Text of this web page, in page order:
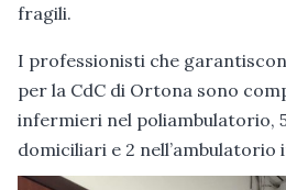
fragili.
I professionisti che
per la CdC di Ortona sono
infermieri nel poliambulatorio,
domiciliari e 2